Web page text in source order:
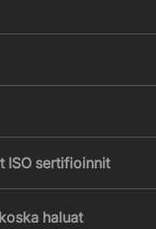
haluat
ISO sertifioinnit